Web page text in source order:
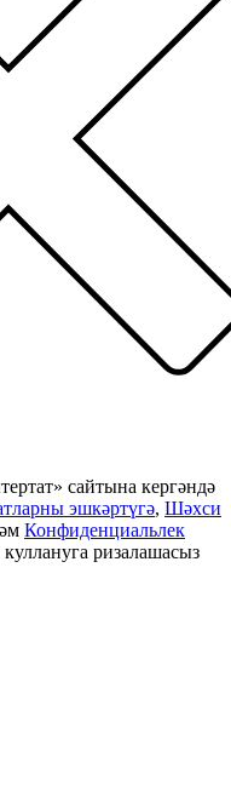
сайтына кергәндә
эшкәртүгә, Шәхси
Конфиденциальлек
ризалашасыз